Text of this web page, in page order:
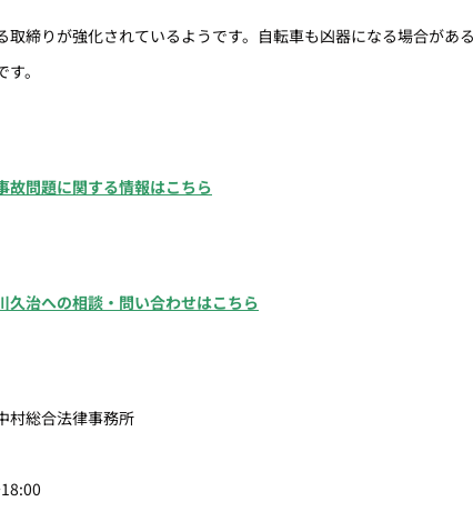
締りが強化されているようです。自転車も凶器になる場合があ
。
問題に関する情報はこちら
治への相談・問い合わせはこちら
村総合法律事務所